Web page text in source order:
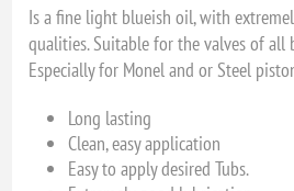
Is a fine light blueish oil, with
qualities. Suitable for the valves of all
Especially for Monel and or Steel
Long lasting
Clean, easy application
Easy to apply desired Tubs.